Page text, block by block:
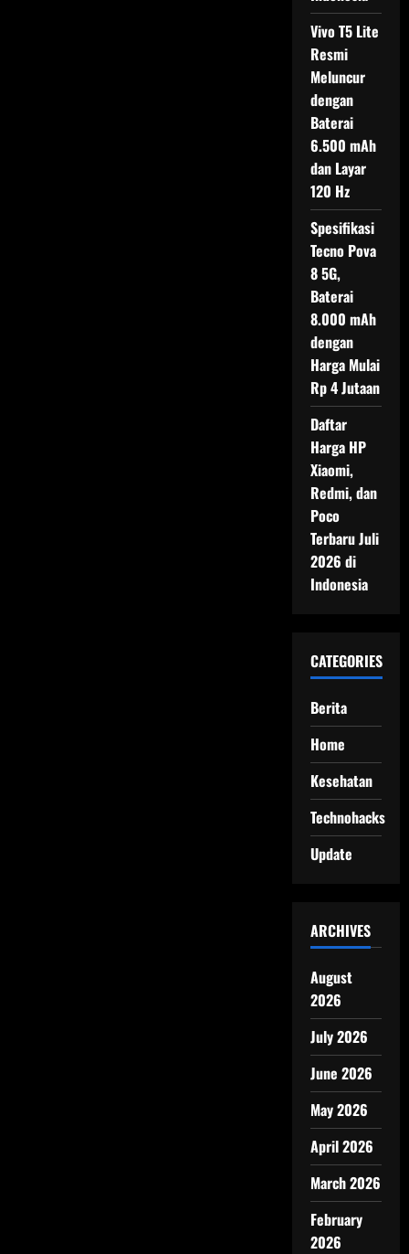
Vivo T5 Lite
Resmi
Meluncur
dengan
Baterai
6.500 mAh
dan Layar
120 Hz
Spesifikasi
Tecno Pova
8 5G,
Baterai
8.000 mAh
dengan
Harga Mulai
Rp 4 Jutaan
Daftar
Harga HP
Xiaomi,
Redmi, dan
Poco
Terbaru Juli
2026 di
Indonesia
CATEGORIES
Berita
Home
Kesehatan
Technohacks
Update
ARCHIVES
August
2026
July 2026
June 2026
May 2026
April 2026
March 2026
February
2026